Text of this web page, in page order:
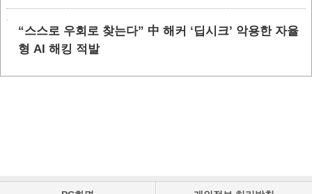
“스스로 우회로 찾는다” 中 해커 ‘딥시크’ 악용한 자율
형 AI 해킹 적발